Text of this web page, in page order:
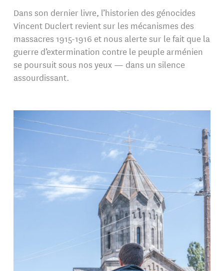
Dans son dernier livre, l’historien des génocides
Vincent Duclert revient sur les mécanismes des
massacres 1915-1916 et nous alerte sur le fait que la
guerre d’extermination contre le peuple arménien
se poursuit sous nos yeux — dans un silence
assourdissant.